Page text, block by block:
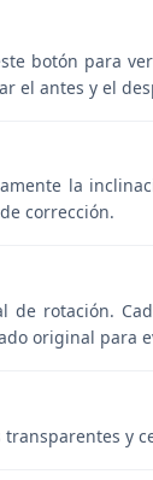
botón para
el antes y el
la
corrección.
de rotación.
original para
transparentes y